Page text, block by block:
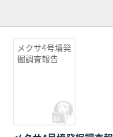
メクサ4号墳発
掘調査報告